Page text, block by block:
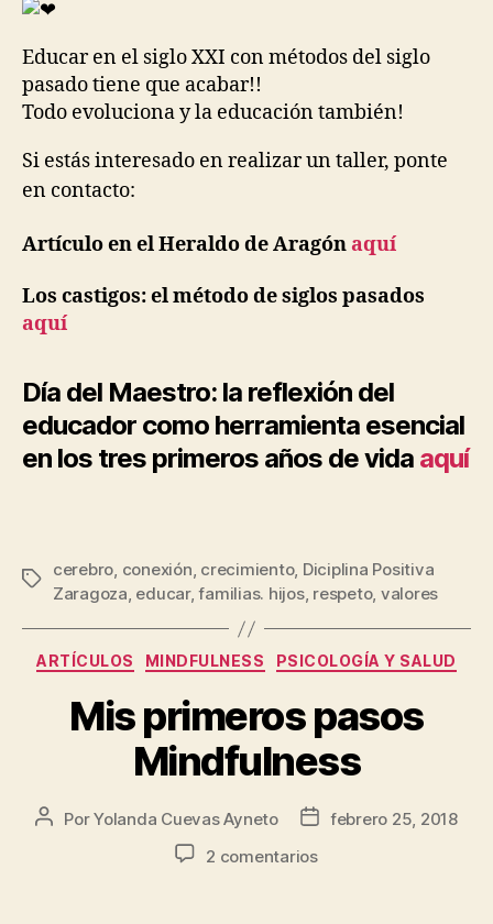
Educar en el siglo XXI con métodos del siglo
pasado tiene que acabar!!
Todo evoluciona y la educación también!
Si estás interesado en realizar un taller, ponte
en contacto:
Artículo en el Heraldo de Aragón aquí
Los castigos: el método de siglos pasados
aquí
Día del Maestro: la reflexión del
educador como herramienta esencial
en los tres primeros años de vida aquí
cerebro, conexión, crecimiento, Diciplina Positiva
Zaragoza, educar,familias. hijos, respeto, valores
ARTÍCULOS MINDFULNESS PSICOLOGÍA Y SALUD
Mis primeros pasos
Mindfulness
PorYolanda Cuevas Ayneto
febrero 25, 2018
2 comentarios